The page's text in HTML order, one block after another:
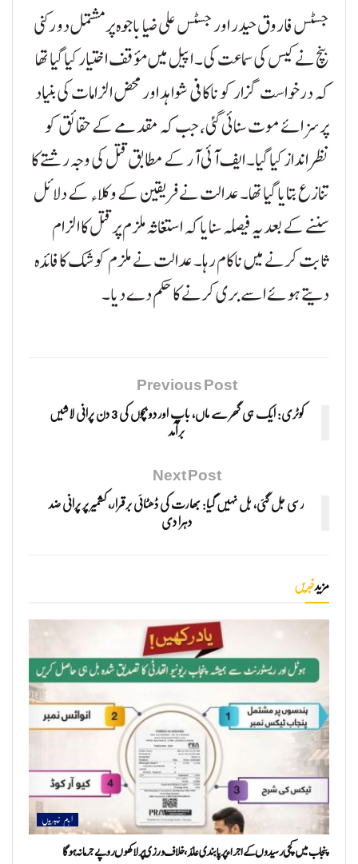
جسٹس فاروق حیدر اور جسٹس علی ضیا باجوہ پر مشتمل دو رکنی
بنچ نے کیس کی سماعت کی۔ اپیل میں مؤقف اختیار کیا گیا تھا
کہ درخواست گزار کو ناکافی شواہد اور محض الزامات کی بنیاد
پر سزائے موت سنائی گئی، جب کہ مقدمے کے حقائق کو
نظر انداز کیا گیا۔ ایف آئی آر کے مطابق قتل کی وجہ رشتے کا
تنازع بتایا گیا تھا۔ عدالت نے فریقین کے وکلاء کے دلائل
سننے کے بعد یہ فیصلہ سنایا کہ استغاثہ ملزم پر قتل کا الزام
ثابت کرنے میں ناکام رہا۔ عدالت نے ملزم کو شک کا فائدہ
دیتے ہوئے اسے بری کرنے کا حکم دے دیا۔
Previous Post
کوٹری: ایک ہی گھر سے ماں، باپ اور دو بچوں کی 3 دن پرانی لاشیں
برآمد
Next Post
رسی جل گئی، بل نہیں گیا: بھارت کی ڈھٹائی برقرار، کشمیر پر پرانی ضد
دہرا دی
مزیدخبریں
اہم خبریں
پنجاب میں کچی رسیدوں کے اجراء پر پابندی عائد، خلاف ورزی پر لاکھوں روپے جرمانہ ہوگا